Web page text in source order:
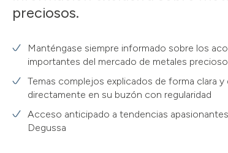
preciosos.
Manténgase siempre informado sobre los
importantes del mercado de metales
Temas complejos explicados de forma clara y
directamente en su buzón con regularidad
Acceso anticipado a tendencias
Degussa